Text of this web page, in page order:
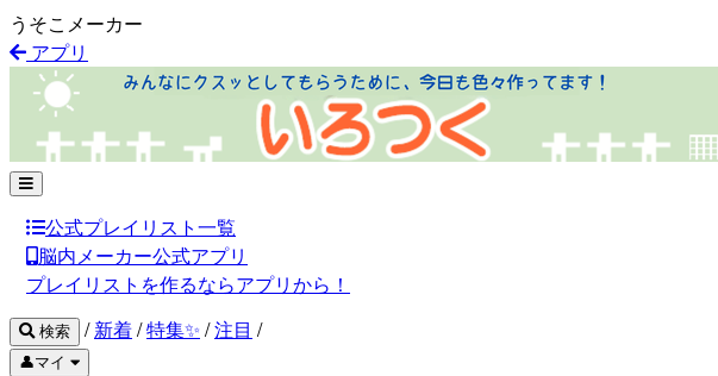
うそこメーカー
アプリ
公式プレイリスト一覧
脳内メーカー公式アプリ
プレイリストを作るならアプリから！
検索 / 新着/特集✨ /注目 /
👤マイ